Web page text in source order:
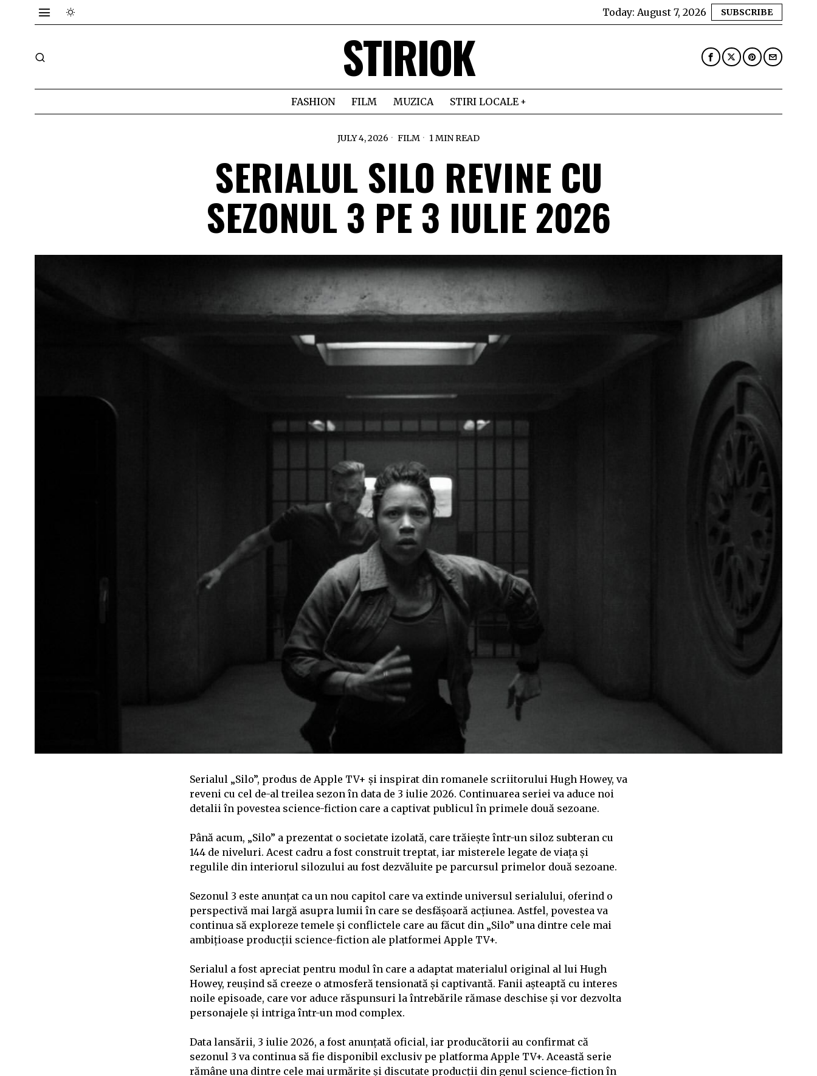
Today: August 7, 2026 SUBSCRIBE
STIRIOK
FASHION FILM MUZICA STIRI LOCALE
JULY 4, 2026 FILM 1 MIN READ
SERIALUL SILO REVINE CU
SEZONUL 3 PE 3 IULIE 2026
Serialul „Silo”, produs de Apple TV+ și inspirat din romanele scriitorului Hugh Howey, va
reveni cu cel de-al treilea sezon în data de 3 iulie 2026. Continuarea seriei va aduce noi
detalii în povestea science-fiction care a captivat publicul în primele două sezoane.
Până acum, „Silo” a prezentat o societate izolată, care trăiește într-un siloz subteran cu
144 de niveluri. Acest cadru a fost construit treptat, iar misterele legate de viața și
regulile din interiorul silozului au fost dezvăluite pe parcursul primelor două sezoane.
Sezonul 3 este anunțat ca un nou capitol care va extinde universul serialului, oferind o
perspectivă mai largă asupra lumii în care se desfășoară acțiunea. Astfel, povestea va
continua să exploreze temele și conflictele care au făcut din „Silo” una dintre cele mai
ambițioase producții science-fiction ale platformei Apple TV+.
Serialul a fost apreciat pentru modul în care a adaptat materialul original al lui Hugh
Howey, reușind să creeze o atmosferă tensionată și captivantă. Fanii așteaptă cu interes
noile episoade, care vor aduce răspunsuri la întrebările rămase deschise și vor dezvolta
personajele și intriga într-un mod complex.
Data lansării, 3 iulie 2026, a fost anunțată oficial, iar producătorii au confirmat că
sezonul 3 va continua să fie disponibil exclusiv pe platforma Apple TV+. Această serie
rămâne una dintre cele mai urmărite și discutate producții din genul science-fiction în